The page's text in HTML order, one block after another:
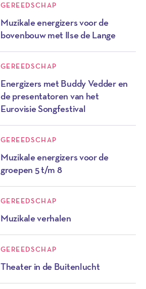
GEREEDSCHAP
Muzikale energizers voor de
bovenbouw met Ilse de Lange
GEREEDSCHAP
Energizers met Buddy Vedder en
de presentatoren van het
Eurovisie Songfestival
GEREEDSCHAP
Muzikale energizers voor de
groepen 5 t/m 8
GEREEDSCHAP
Muzikale verhalen
GEREEDSCHAP
Theater in de Buitenlucht